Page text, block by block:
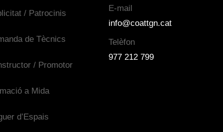
/ Patrocinis
de Tècnics
/ Promotor
a Mida
d’Espais
E-mail
info@coattgn.cat
Telèfon
977 212 799